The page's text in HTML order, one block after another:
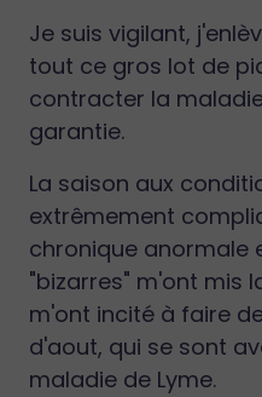
Je suis vigilant,
tout ce gros lot de
contracter la
garantie.
La saison aux
extrêmement
chronique anormale
"bizarres" m'ont mis
m'ont incité à faire
d'aout, qui se sont
maladie de Lyme.